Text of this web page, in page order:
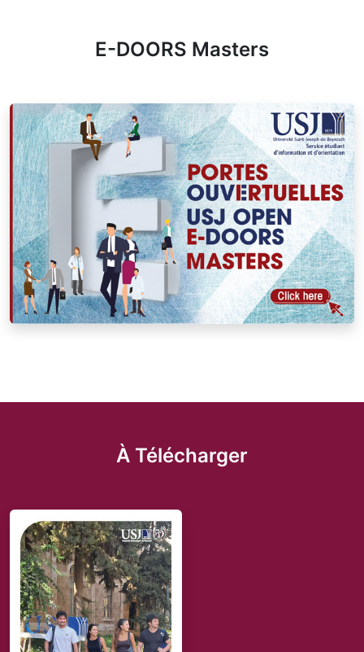
E-DOORS Masters
À Télécharger